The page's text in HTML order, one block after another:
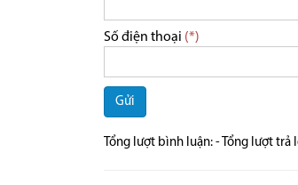
Số điện thoại (*)
Gửi
Tổng lượt bình luận: - Tổng lượt trả